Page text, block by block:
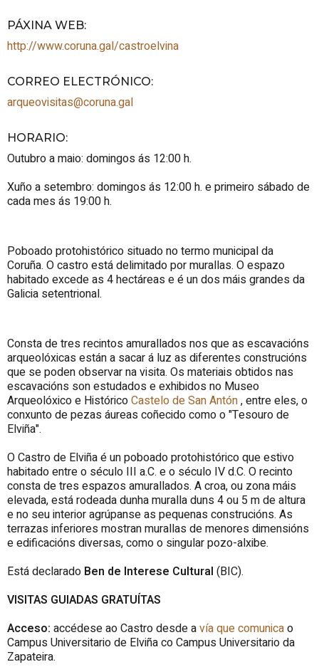
PÁXINA WEB:
http://www.coruna.gal/castroelvina
CORREO ELECTRÓNICO:
arqueovisitas@coruna.gal
HORARIO:
Outubro a maio: domingos ás 12:00 h.
Xuño a setembro: domingos ás 12:00 h. e primeiro sábado de
cada mes ás 19:00 h.
Poboado protohistórico situado no termo municipal da
Coruña. O castro está delimitado por murallas. O espazo
habitado excede as 4 hectáreas e é un dos máis grandes da
Galicia setentrional.
Consta de tres recintos amurallados nos que as escavacións
arqueolóxicas están a sacar á luz as diferentes construcións
que se poden observar na visita. Os materiais obtidos nas
escavacións son estudados e exhibidos no Museo
Arqueolóxico e HistóricoCastelo de San Antón, entre eles, o
conxunto de pezas áureas coñecido como o "Tesouro de
Elviña".
O Castro de Elviña é un poboado protohistórico que estivo
habitado entre o século III a.C. e o século IV d.C. O recinto
consta de tres espazos amurallados. A croa, ou zona máis
elevada, está rodeada dunha muralla duns 4 ou 5 m de altura
e no seu interior agrúpanse as pequenas construcións. As
terrazas inferiores mostran murallas de menores dimensións
e edificacións diversas, como o singular pozo-alxibe.
Está declarado Ben de Interese Cultural (BIC).
VISITAS GUIADAS GRATUÍTAS
Acceso: accédese ao Castro desde avía que comunicao
Campus Universitario de Elviña co Campus Universitario da
Zapateira.